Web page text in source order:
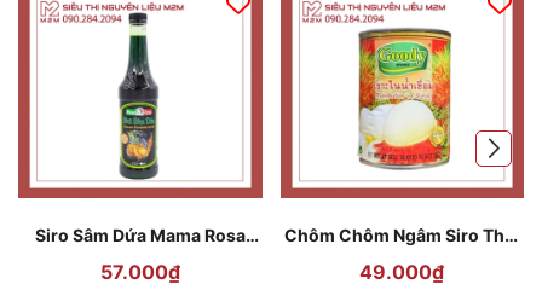
Siro Sâm Dứa Mama Rosa
57.000₫
Chôm Chôm Ngâm Siro Thái
49.000₫